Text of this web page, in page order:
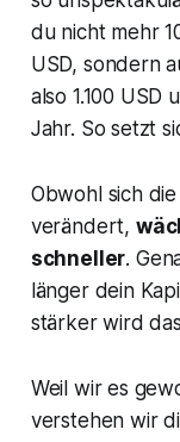
du nicht mehr
USD, sondern
also 1.100 USD
Jahr. So setzt
Obwohl sich
verändert,
schneller.
länger dein
stärker wird
Weil wir es
verstehen wir